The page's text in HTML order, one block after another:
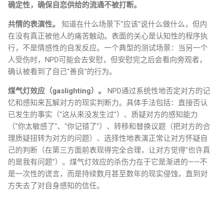
确定性，确保自恋供给的流通不被打断。
共情的表演性。
知道在什么场景下"应该"说什么做什么，但内
在没有真正被他人的痛苦触动。表面的关心是认知性的程序执
行，不是情感性的自发反应。一个典型的测试场景：当另一个
人受伤时，NPD可能会去安慰，但安慰完之后会看向旁观者，
确认被看到了自己"善良"的行为。
煤气灯效应（gaslighting）。
NPD通过系统性地否定对方的记
忆和感知来瓦解对方的现实判断力。具体手法包括：直接否认
已发生的事实（"这从来没发生过"）、质疑对方的感知能力
（"你太敏感了"、"你记错了"）、转移和替换议题（把对方的合
理质疑扭转为对方的问题）、选择性地表演正常让对方怀疑自
己的判断（在第三方面前表现得完全合理，让对方觉得"也许真
的是我有问题"）。煤气灯效应的杀伤力在于它是渐进的——不
是一次性的谎言，而是持续数月甚至数年的现实侵蚀，直到对
方失去了对自身感知的信任。